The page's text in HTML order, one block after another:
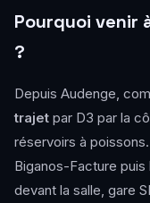
Pourquoi venir
?
Depuis Audenge,
trajet par D3 par la
réservoirs à
Biganos-Facture puis
devant la salle, gare